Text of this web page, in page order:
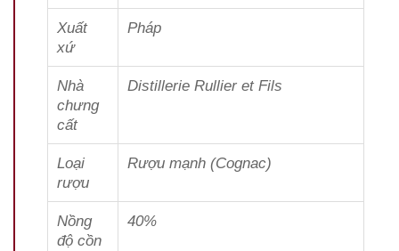
Xuất
xứ
Pháp
Nhà
chưng
cất
Distillerie Rullier et Fils
Loại
rượu
Rượu mạnh (Cognac)
Nồng
độ cồn
40%